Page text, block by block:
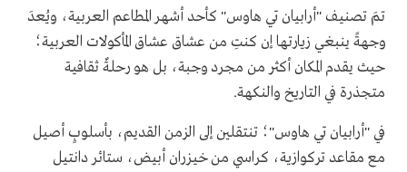
تمَ تصنيف "أرابيان تي هاوس" كأحد أشهر المطاعم العربية، ويُعدَ
وجهةً ينبغي زيارتها إن كنتِ من عشاق عشاق المأكولات العربية؛
حيث يقدم المكان أكثر من مجرد وجبة، بل هو رحلةٌ ثقافية
متجذرة في التاريخ والنكهة.
في "أرابيان تي هاوس"؛ تنتقلين إلى الزمن القديم، بأسلوبٍ أصيل
مع مقاعد تركوازية، كراسي من خيزران أبيض، ستائر دانتيل